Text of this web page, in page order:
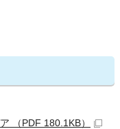
（PDF 180.1KB）